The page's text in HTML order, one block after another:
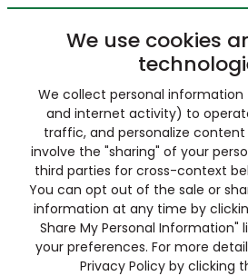
We use cookies
We collect personal information
and internet activity) to
traffic, and personalize content
involve the "sharing" of your
third parties for cross-context
You can opt out of the sale or
information at any time by
Share My Personal Information"
your preferences. For more
Privacy Policy by clicking